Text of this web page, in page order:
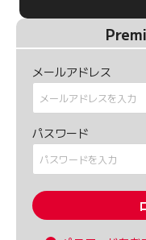
メールアドレス
パスワード